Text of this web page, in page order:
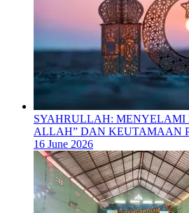
SYAHRULLAH:
ALLAH” DAN KEUTAMAAN
16 June 2026